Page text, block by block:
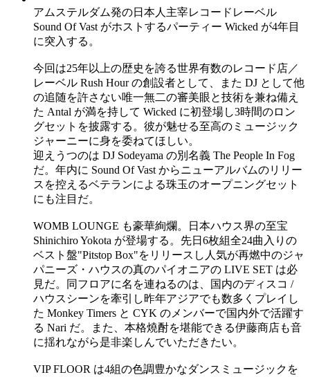
アムステルダム発の日本人主宰レコードレーベル
Sound Of Vast がホストするパーティー Wicked が4年目
に突入する。
今回は25年以上の歴史を誇る世界有数のレコード店／
レーベル Rush Hour の創設者として、また DJ として他
の追随を許さない唯一無二の審美眼と技術を兼ね備え
た Antal が満を持して Wicked に初登場し3時間のロン
グセットを披露する。彼が魅せる至高のミュージック
ジャーニーに身を委ねてほしい。
迎えうつのは DJ Sodeyama の別名義 The People In Fog
だ。年内に Sound Of Vast からニューアルバムのリリー
スを控えるベテランによる珠玉のオープニングセット
にも注目だ。
WOMB LOUNGE も豪華絢爛。日本ハウス界の至宝
Shinichiro Yokota が登場する。先日6枚組全24曲入りの
ベスト盤"Pitstop Box"をリリースし人気が再燃中のジャ
パニーズ・ハウスの真のパイオニアの LIVE SET は必
見だ。同フロアに名を連ねるのは、国内のディスコ /
ハウスシーンを牽引し昨年アジアでも数多くプレイし
た Monkey Timers と CYK のメンバーで国内外で活躍す
る Nari だ。また、本格燒酎を堪能できる伊藤商店も音
に揺れながら是非楽しんでいただきたい。
VIP FLOOR は4組の色調豊かなダンスミュージックを